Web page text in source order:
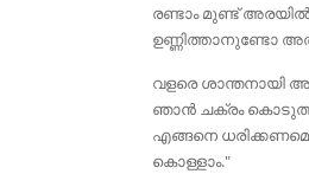
രണ്ടാം മുണ്ട് അരയിൽ
ഉണ്ണിത്താനുണ്ടോ
വളരെ ശാന്തനായി
ഞാൻ ചക്രം കൊടുത്തു
എങ്ങനെ
കൊള്ളാം."